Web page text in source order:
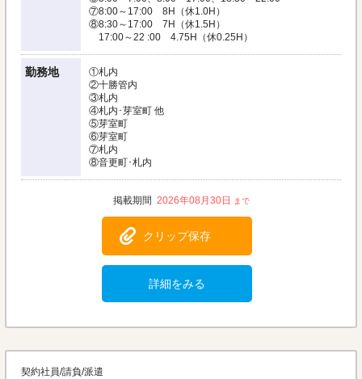
⑦8:00～17:00 8H（休1.0H）
⑧8:30～17:00 7H（休1.5H）
17:00～22 :00 4.75H（休0.25H）
勤務地
①札内
②十勝管内
③札内
④札内･芽室町 他
⑤芽室町
⑥芽室町
⑦札内
⑧音更町･札内
2026年08月30日
クリップ保存
詳細をみる
契約社員/請負/派遣